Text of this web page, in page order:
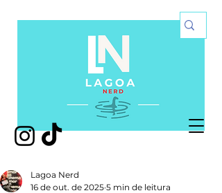
Lagoa Nerd
16 de out. de 2025 5 min de leitura